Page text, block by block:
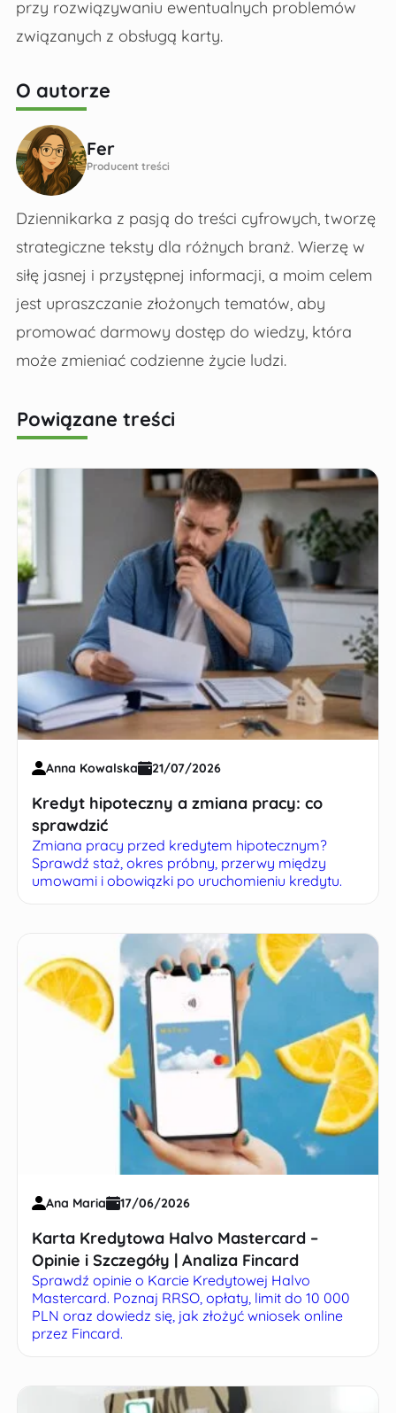
przy rozwiązywaniu ewentualnych problemów
związanych z obsługą karty.
O autorze
Fer
Producent treści
Dziennikarka z pasją do treści cyfrowych, tworzę
strategiczne teksty dla różnych branż. Wierzę w
siłę jasnej i przystępnej informacji, a moim celem
jest upraszczanie złożonych tematów, aby
promować darmowy dostęp do wiedzy, która
może zmieniać codzienne życie ludzi.
Powiązane treści
Anna Kowalska 21/07/2026
Kredyt hipoteczny a zmiana pracy: co
sprawdzić
Zmiana pracy przed kredytem hipotecznym?
Sprawdź staż, okres próbny, przerwy między
umowami i obowiązki po uruchomieniu kredytu.
Ana Maria 17/06/2026
Karta Kredytowa Halvo Mastercard –
Opinie i Szczegóły | Analiza Fincard
Sprawdź opinie o Karcie Kredytowej Halvo
Mastercard. Poznaj RRSO, opłaty, limit do 10 000
PLN oraz dowiedz się, jak złożyć wniosek online
przez Fincard.